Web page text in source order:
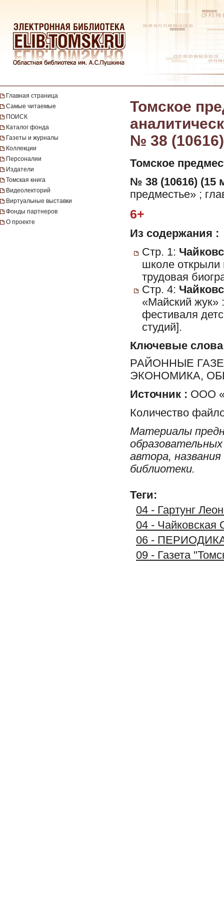
Главная страница
Самые читаемые
ПОИСК
Каталог фонда
Газеты и журналы
Коллекции
Персоналии
Издатели
Томская книга
Видеолекторий
Виртуальные выставки
Фонды партнеров
О проекте
Томское
№ 38
Томское
№ 38 (10616) (15
предместье» ;
6+
Из содержания :
Стр. 1:
школе открыли
трудовая
Стр. 4:
«Майский жук»
фестиваля
студий].
Ключевые слова
РАЙОННЫЕ
ЭКОНОМИКА,
Источник : ООО
Количество
Материалы
автора,
библиотеки.
Теги:
04 - Гартунг
04 - Чайковская
06 -
09 - Газета